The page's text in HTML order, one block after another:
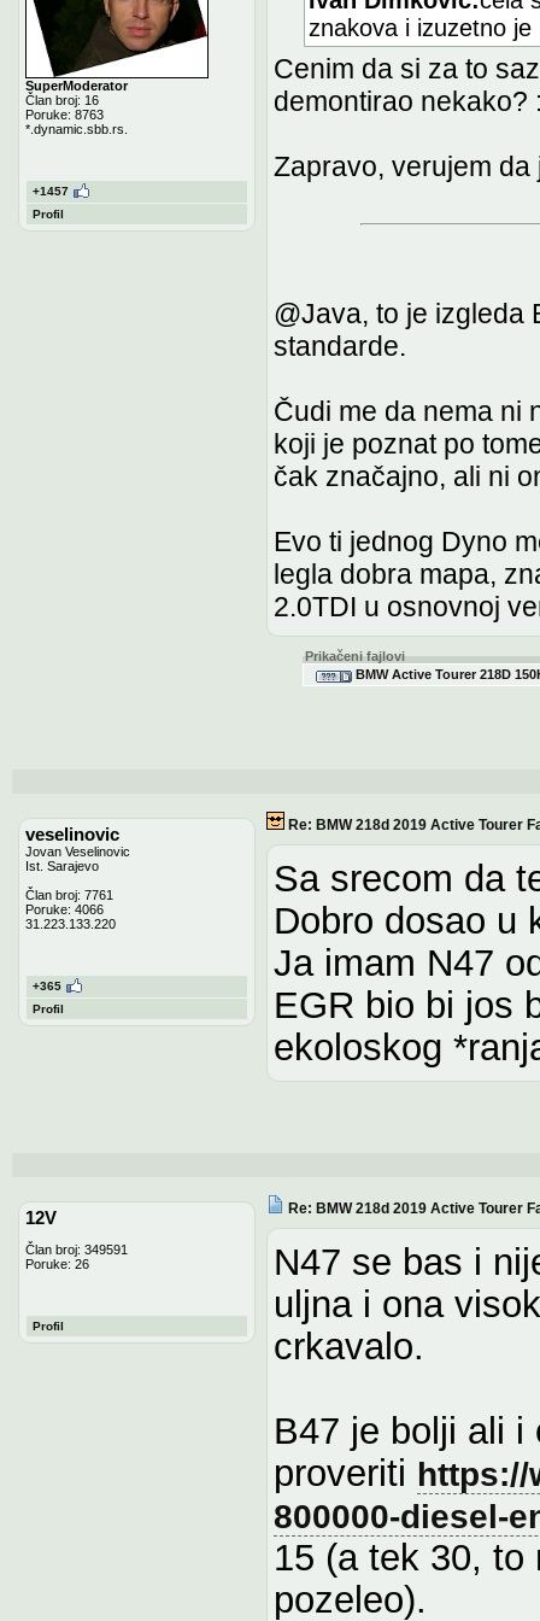
SuperModerator
Član broj: 16
Poruke: 8763
*.dynamic.sbb.rs.
+1457
Profil
znakova i izuzetno je
Cenim da si za to
demontirao nekako?
Zapravo, verujem
@Java, to je izgleda
standarde.
Čudi me da nema ni
koji je poznat po
čak značajno, ali ni
Evo ti jednog Dyno
legla dobra mapa,
2.0TDI u osnovnoj
Prikačeni fajlovi
BMW Active Tourer 218D
veselinovic
Jovan Veselinovic
Ist. Sarajevo
Član broj: 7761
Poruke: 4066
31.223.133.220
+365
Profil
Re: BMW 218d 2019 Active Tourer
Sa srecom da
Dobro dosao u
Ja imam N47
EGR bio bi jos
ekoloskog
12V
Član broj: 349591
Poruke: 26
Profil
Re: BMW 218d 2019 Active Tourer
N47 se bas i
uljna i ona
crkavalo.
B47 je bolji ali i
proveriti https://
800000-diesel-
15 (a tek 30, to
pozeleo).